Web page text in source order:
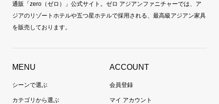
通販「zero（ゼロ）」公式サイト。ゼロ アジアンファニチャーでは、ア
ジアのリゾートホテルや五つ星ホテルで採用される、最高級アジアン家具
を販売しております。
MENU
シーンで選ぶ
カテゴリから選ぶ
ACCOUNT
会員登録
マイ アカウント